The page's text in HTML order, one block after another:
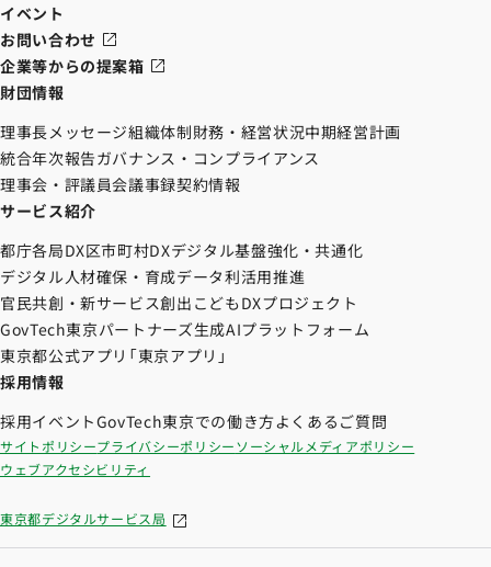
イベント
お問い合わせ
企業等からの提案箱
サイトポリシープライバシーポリシーソーシャルメディアポリシー
ウェブアクセシビリティ
東京都デジタルサービス局
財団情報
理事長メッセージ組織体制財務・経営状況中期経営計画
統合年次報告ガバナンス・コンプライアンス
理事会・評議員会議事録契約情報
サービス紹介
都庁各局DX区市町村DXデジタル基盤強化・共通化
デジタル人材確保・育成データ利活用推進
官民共創・新サービス創出 こどもDXプロジェクト
GovTech東京パートナーズ生成AIプラットフォーム
東京都公式アプリ「東京アプリ」
採用情報
採用イベントGovTech東京での働き方よくあるご質問